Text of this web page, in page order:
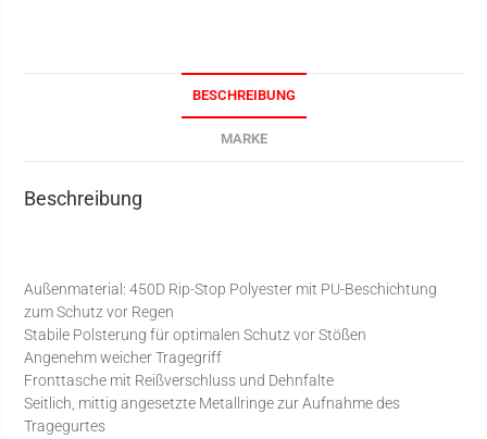
BESCHREIBUNG
MARKE
Beschreibung
Außenmaterial: 450D Rip-Stop Polyester mit PU-Beschichtung
zum Schutz vor Regen
Stabile Polsterung für optimalen Schutz vor Stößen
Angenehm weicher Tragegriff
Fronttasche mit Reißverschluss und Dehnfalte
Seitlich, mittig angesetzte Metallringe zur Aufnahme des
Tragegurtes